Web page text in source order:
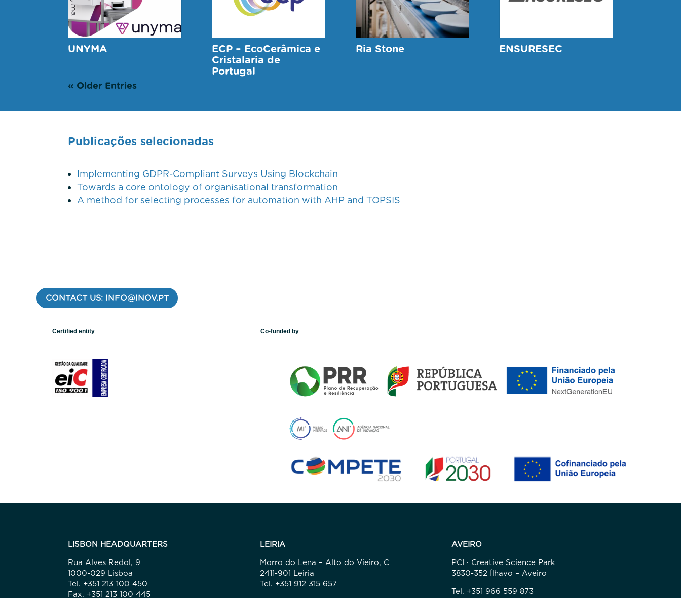
UNYMA
ECP – EcoCerâmica e
Cristalaria de
Portugal
Ria Stone ENSURESEC
« Older Entries
Publicações selecionadas
Implementing GDPR-Compliant Surveys Using Blockchain
Towards a core ontology of organisational transformation
A method for selecting processes for automation with AHP and TOPSIS
CONTACT US: INFO@INOV.PT
Certified entity Co-funded by
LISBON HEADQUARTERS
Rua Alves Redol, 9
1000-029 Lisboa
Tel. +351 213 100 450
Fax. +351 213 100 445
LEIRIA
Morro do Lena – Alto do Vieiro, C
2411-901 Leiria
Tel. +351 912 315 657
AVEIRO
PCI · Creative Science Park
3830-352 Ílhavo – Aveiro
Tel. +351 966 559 873